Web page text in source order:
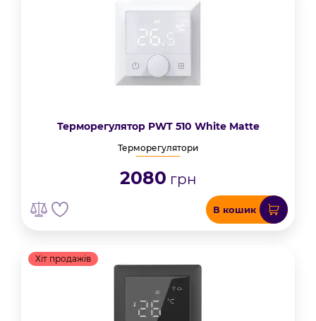
Терморегулятор PWT 510 White Matte
Терморегулятори
2080 грн
В кошик
Хіт продажів